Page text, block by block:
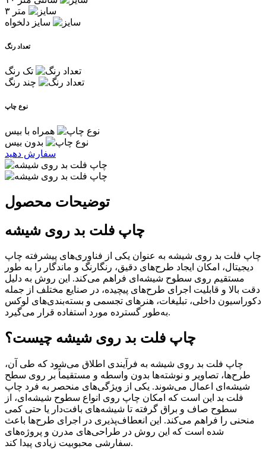
تعداد رنگ
نوع چاپ
سفارش دهید
توضیحات محصول
چاپ فلت بد روی شیشه
چاپ فلت بد روی شیشه به عنوان یکی از فناوری‌های پیشرفته چاپ
دیجیتال، امکان ایجاد طرح‌های دقیق، رنگارنگ و ماندگار را به طور
مستقیم روی سطوح شیشه‌ای فراهم می‌کند. این روش به دلیل
دقت بالا و قابلیت اجرای طرح‌های پیچیده، در صنایع مختلف از جمله
دکوراسیون داخلی، تبلیغات، هنرهای تجسمی و بسته‌بندی‌های لوکس
به‌طور گسترده مورد استفاده قرار می‌گیرد.
چاپ فلت بد روی شیشه چیست؟
چاپ فلت بد روی شیشه به فرآیندی اطلاق می‌شود که طی آن،
طرح‌ها، تصاویر و نوشته‌ها بدون واسطه و مستقیماً بر روی سطح
شیشه‌ای اعمال می‌شوند. یکی از ویژگی‌های منحصر به فرد چاپ
فلت بد این است که امکان چاپ روی انواع سطوح شیشه‌ای، از
سطوح صاف و براق گرفته تا شیشه‌های بافت‌دار یا حتی کمی
منحنی را فراهم می‌کند. این انعطاف‌پذیری در اجرای طرح‌ها باعث
شده است که این روش در طراحی‌های مدرن و پروژه‌های
سفارشی محبوبیت زیادی پیدا کند.